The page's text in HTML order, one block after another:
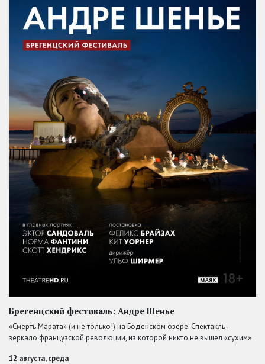
Брегенцский фестиваль: Андре Шенье
«Смерть Марата» (и не только!) на Боденском озере. Спектакль-
зеркало французской революции, из которой никто не вышел «сухим»
12 августа, среда